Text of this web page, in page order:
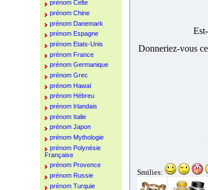
Donneriez-vous
Smilies:
prénom Celte
prénom Chine
prénom Danemark
prénom Espagne
prénom Etats-Unis
prénom France
prénom Germanique
prénom Grec
prénom Hawaï
prénom Hébreu
prénom Irlandais
prénom Italie
prénom Japon
prénom Mythologie
prénom Polynésie
Française
prénom Provence
prénom Russie
prénom Turquie